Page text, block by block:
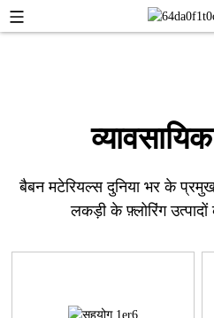
बैबन मटेरियल्स दुनिया भर के
लकड़ी के फ़्लोरिंग